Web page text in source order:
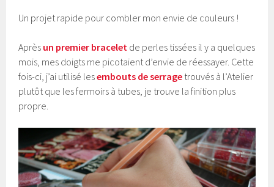
Un projet rapide pour combler mon envie de couleurs !
Après un premier bracelet de perles tissées il y a quelques
mois, mes doigts me picotaient d’envie de réessayer. Cette
fois-ci, j’ai utilisé lesembouts de serrage trouvés à l’Atelier
plutôt que les fermoirs à tubes, je trouve la finition plus
propre.